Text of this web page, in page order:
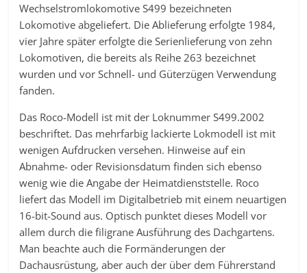
Wechselstromlokomotive S499 bezeichneten
Lokomotive abgeliefert. Die Ablieferung erfolgte 1984,
vier Jahre später erfolgte die Serienlieferung von zehn
Lokomotiven, die bereits als Reihe 263 bezeichnet
wurden und vor Schnell- und Güterzügen Verwendung
fanden.
Das Roco-Modell ist mit der Loknummer S499.2002
beschriftet. Das mehrfarbig lackierte Lokmodell ist mit
wenigen Aufdrucken versehen. Hinweise auf ein
Abnahme- oder Revisionsdatum finden sich ebenso
wenig wie die Angabe der Heimatdienststelle. Roco
liefert das Modell im Digitalbetrieb mit einem neuartigen
16-bit-Sound aus. Optisch punktet dieses Modell vor
allem durch die filigrane Ausführung des Dachgartens.
Man beachte auch die Formänderungen der
Dachausrüstung, aber auch der über dem Führerstand